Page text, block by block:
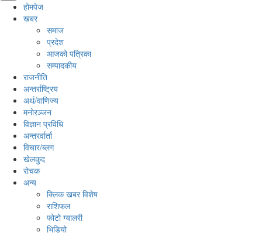
होमपेज
खबर
समाज
प्रदेश
आजको पत्रिका
सम्पादकीय
राजनीति
अन्तर्राष्ट्रिय
अर्थ/वाणिज्य
मनाेरञ्जन
विज्ञान प्रविधि
अन्तरर्वार्ता
विचार/ब्लग
खेलकुद
रोचक
अन्य
क्लिक खबर विशेष
राशिफल
फोटो ग्यालरी
भिडियो